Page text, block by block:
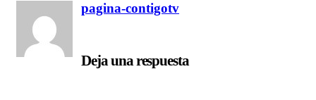
pagina-contigotv
Deja una respuesta